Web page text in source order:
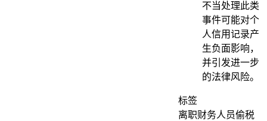
不当处理此类
事件可能对个
人信用记录产
生负面影响，
并引发进一步
的法律风险。
标签
离职财务人员偷税